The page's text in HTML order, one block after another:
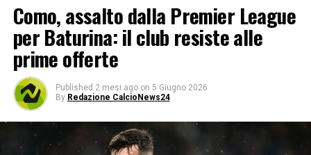
Como, assalto dalla Premier League
per Baturina: il club resiste alle
prime offerte
Published 2 mesi ago on 5 Giugno 2026
By Redazione CalcioNews24